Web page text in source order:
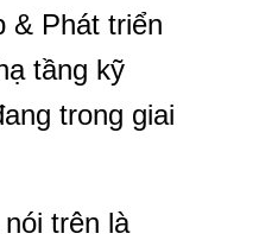
& Phát triển
tầng kỹ
trong giai
trên là